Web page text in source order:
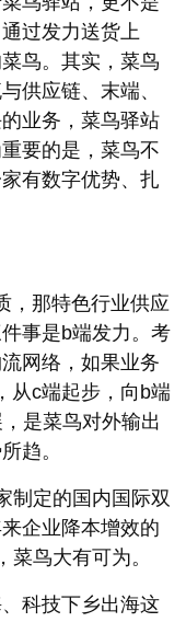
过发力送货上
鸟。其实，菜鸟
供应链、末端、
业务，菜鸟驿站
要的是，菜鸟不
有数字优势、扎
，那特色行业供应
事是b端发力。考
网络，如果业务
从c端起步，向b端
是菜鸟对外输出
趋。
制定的国内国际双
企业降本增效的
鸟大有可为。
科技下乡出海这